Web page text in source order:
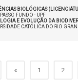
BIOLÓGICAS
FUNDO - UPF
E EVOLUÇÃO DA
CATÓLICA DO RIO
« 1 2